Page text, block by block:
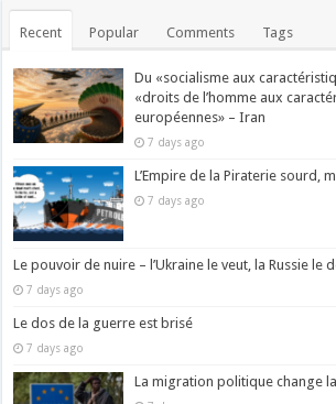
Recent Popular Comments Tags
Du «socialisme aux
«droits de l’homme aux
européennes» – Iran
7 days ago
L’Empire de la Piraterie sourd,
7 days ago
Le pouvoir de nuire – l’Ukraine le veut, la Russie le
7 days ago
Le dos de la guerre est brisé
7 days ago
La migration politique change